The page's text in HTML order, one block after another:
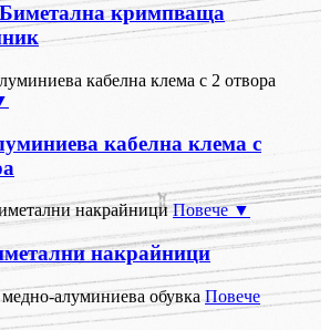
кримпваща
кабелна клема с
Повече ▼
накрайници
Повече